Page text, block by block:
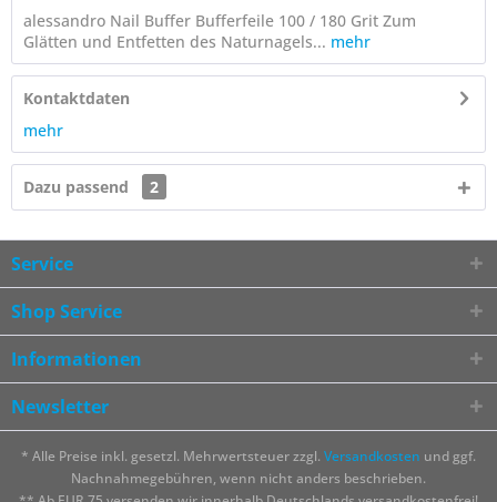
alessandro Nail Buffer Bufferfeile 100 / 180 Grit Zum
Glätten und Entfetten des Naturnagels... mehr
Kontaktdaten
mehr
Dazu passend 2
Service
Shop Service
Informationen
Newsletter
* Alle Preise inkl. gesetzl. Mehrwertsteuer zzgl. Versandkosten und ggf.
Nachnahmegebühren, wenn nicht anders beschrieben.